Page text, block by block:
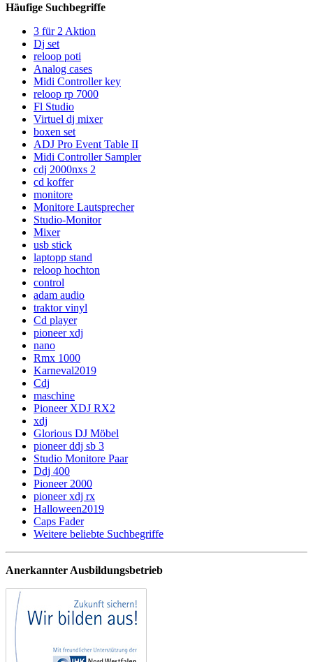
Häufige Suchbegriffe
3 für 2 Aktion
Dj set
reloop poti
Analog cases
Midi Controller key
reloop rp 7000
Fl Studio
Virtuel dj mixer
boxen set
ADJ Pro Event Table II
Midi Controller Sampler
cdj 2000nxs 2
cd koffer
monitore
Monitore Lautsprecher
Studio-Monitor
Mixer
usb stick
laptopp stand
reloop hochton
control
adam audio
traktor vinyl
Cd player
pioneer xdj
nano
Rmx 1000
Karneval2019
Cdj
maschine
Pioneer XDJ RX2
xdj
Glorious DJ Möbel
pioneer ddj sb 3
Studio Monitore Paar
Ddj 400
Pioneer 2000
pioneer xdj rx
Halloween2019
Caps Fader
Weitere beliebte Suchbegriffe
Anerkannter Ausbildungsbetrieb